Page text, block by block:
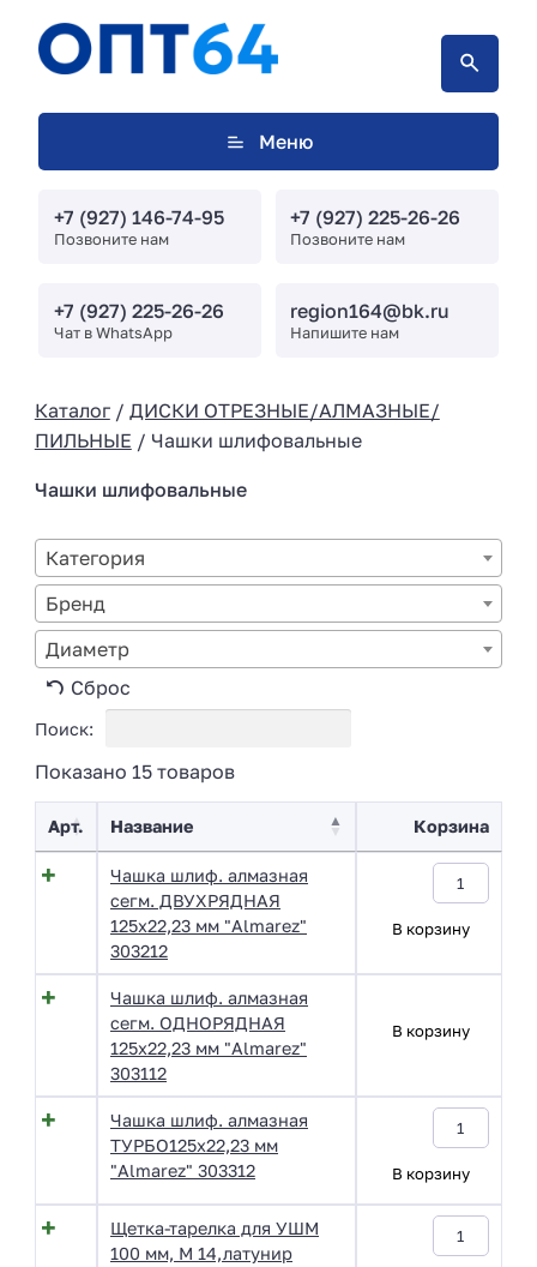
Меню
+7 (927) 146-74-95
Позвоните нам
+7 (927) 225-26-26
Позвоните нам
+7 (927) 225-26-26
Чат в WhatsApp
region164@bk.ru
Напишите нам
Каталог/ ДИСКИ ОТРЕЗНЫЕ/АЛМАЗНЫЕ/
ПИЛЬНЫЕ / Чашки шлифовальные
Чашки шлифовальные
Категория
Бренд
Диаметр
Сброс
Поиск:
Показано 15 товаров
Арт. Название Корзина
Чашка шлиф. алмазная
сегм. ДВУХРЯДНАЯ
125х22,23 мм "Almarez"
303212
В корзину
Чашка шлиф. алмазная
сегм. ОДНОРЯДНАЯ
125х22,23 мм "Almarez"
303112
В корзину
Чашка шлиф. алмазная
ТУРБО125х22,23 мм
"Almarez" 303312
В корзину
Щетка-тарелка для УШМ
100 мм, М 14,латунир